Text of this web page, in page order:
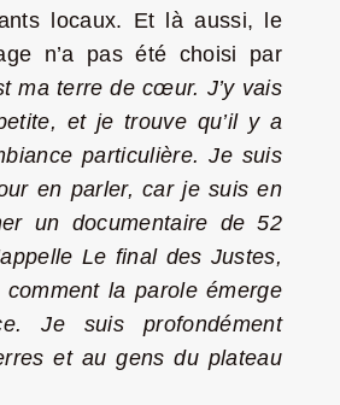
locaux. Et là aussi, le
n’a pas été choisi par
ma terre de cœur. J’y vais
et je trouve qu’il y a
particulière. Je suis
en parler, car je suis en
un documentaire de 52
Le final des Justes,
la parole émerge
Je suis profondément
et au gens du plateau